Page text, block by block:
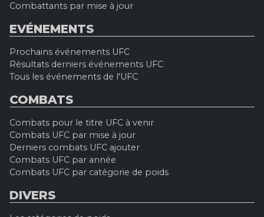
Combattants par mise à jour
EVÉNEMENTS
Prochains événements UFC
Résultats derniers événements UFC
Tous les événements de l'UFC
COMBATS
Combats pour le titre UFC à venir
Combats UFC par mise à jour
Derniers combats UFC ajouter
Combats UFC par année
Combats UFC par catégorie de poids
DIVERS